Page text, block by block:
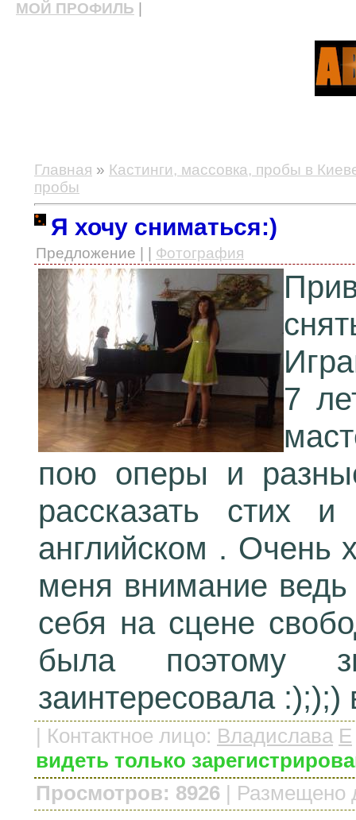
МОЙ ПРОФИЛЬ
Главная » Кастинги, массовка, пробы в
пробы
Я хочу сниматься:)
Предложение | | Фотография
7
пою оперы и
рассказать стих
английском . Очень
меня внимание ведь
себя на сцене
была поэтому
заинтересовала
| Контактное лицо: Владислава E
видеть только
Просмотров: 8926 | Размещено